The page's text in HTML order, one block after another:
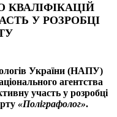
КВАЛІФІКАЦІЙ
У РОЗРОБЦІ
України (НАПУ)
агентства
участь у розробці
«Поліграфолог».